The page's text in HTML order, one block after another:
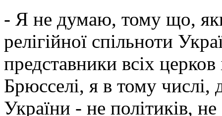
- Я не думаю, тому що,
релігійної спільноти
представники всіх церков
Брюсселі, я в тому числі,
України - не політиків,